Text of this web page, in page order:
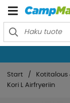
Start Kotitalous
Kori L Airfryeriin